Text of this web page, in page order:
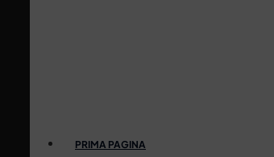
PRIMA PAGINA